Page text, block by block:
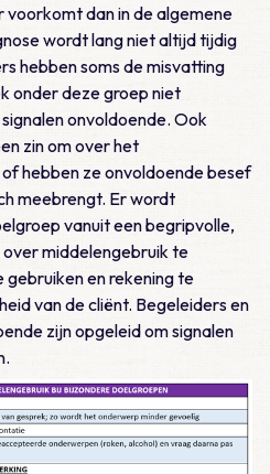
dan in de algemene
wordt lang niet altijd tijdig
hebben soms de misvatting
onder deze groep niet
onvoldoende. Ook
zin om over het
hebben ze onvoldoende besef
meebrengt. Er wordt
vanuit een begripvolle,
middelengebruik te
en rekening te
van de cliënt. Begeleiders en
zijn opgeleid om signalen